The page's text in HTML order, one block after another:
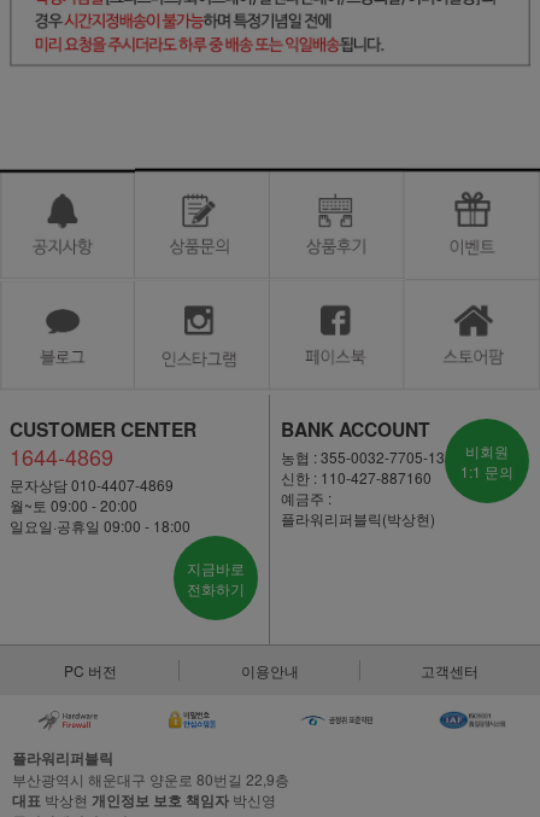
CUSTOMER CENTER
1644-4869
문자상담 010-4407-4869
월~토 09:00 - 20:00
일요일·공휴일 09:00 - 18:00
지금바로
전화하기
BANK ACCOUNT
농협 : 355-0032-7705-13
신한 : 110-427-887160
예금주 :
플라워리퍼블릭(박상현)
비회원
1:1 문의
PC 버전 이용안내 고객센터
플라워리퍼블릭
부산광역시 해운대구 양운로 80번길 22,9층
대표 박상현 개인정보 보호 책임자 박신영